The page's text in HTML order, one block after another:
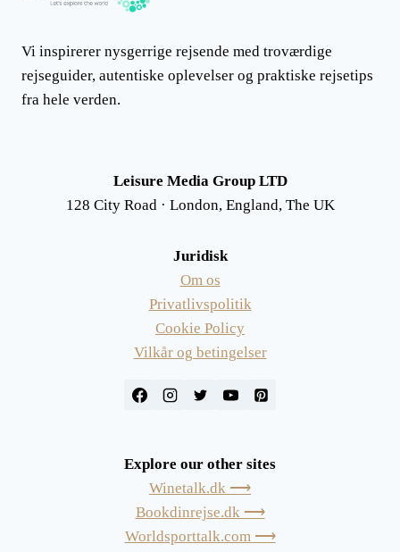
Vi inspirerer nysgerrige rejsende med troværdige
rejseguider, autentiske oplevelser og praktiske rejsetips
fra hele verden.
Leisure Media Group LTD
128 City Road · London, England, The UK
Juridisk
Om os
Privatlivspolitik
Cookie Policy
Vilkår og betingelser
Explore our other sites
Winetalk.dk ⟶
Bookdinrejse.dk ⟶
Worldsporttalk.com ⟶